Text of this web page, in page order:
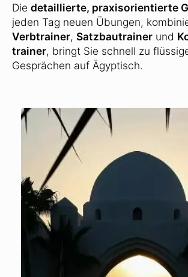
Die detaillierte, praxisorientierte
jeden Tag neuen Übungen,
Verbtrainer, Satzbautrainer und
trainer, bringt Sie schnell zu
Gesprächen auf Ägyptisch.